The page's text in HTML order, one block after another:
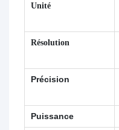
Unité
Résolution
Précision
Puissance